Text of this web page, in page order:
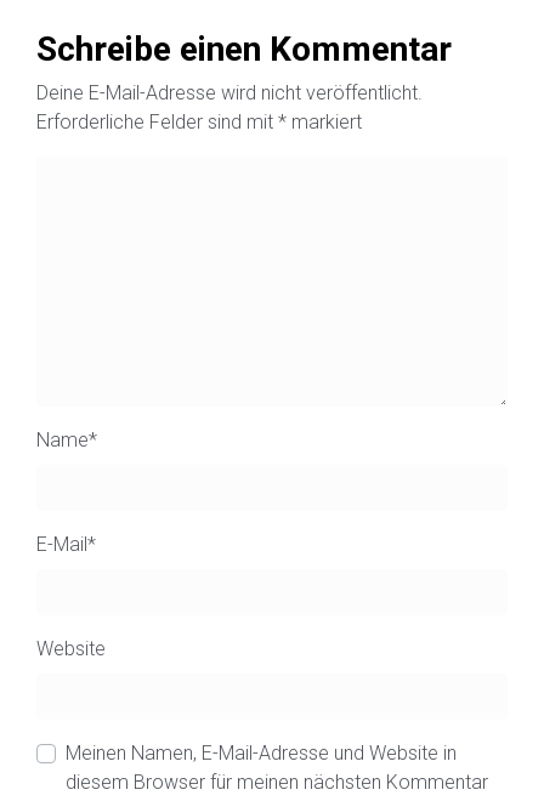
Schreibe einen Kommentar
Deine E-Mail-Adresse wird nicht veröffentlicht.
Erforderliche Felder sind mit * markiert
Name*
E-Mail*
Website
Meinen Namen, E-Mail-Adresse und Website in
diesem Browser für meinen nächsten Kommentar